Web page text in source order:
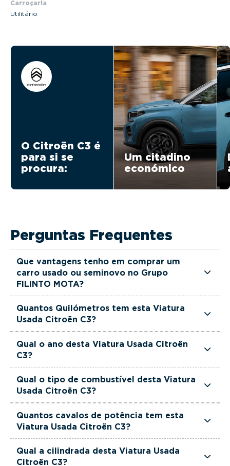
Carroçaria
Utilitário
O Citroën C3 é
para si se
procura:
Um citadino
económico
Perguntas Frequentes
Que vantagens tenho em comprar um
carro usado ou seminovo no Grupo
FILINTO MOTA?
FILINTO MOTA são rigorosamente selecionadas
quilómetros reais garantidos. Além disso, dispõe
de uma equipa de gestores comerciais dedicada,
pronta a ajudá-lo a encontrar a viatura que
melhor se adapta às suas necessidades e ao seu
orçamento.
Quantos Quilómetros tem esta Viatura
Usada Citroën C3?
62000 km.
Qual o ano desta Viatura Usada Citroën
C3?
Qual o tipo de combustível desta Viatura
Usada Citroën C3?
com uma motorização Diesel.
Quantos cavalos de potência tem esta
Viatura Usada Citroën C3?
de potência.
Qual a cilindrada desta Viatura Usada
Citroën C3?